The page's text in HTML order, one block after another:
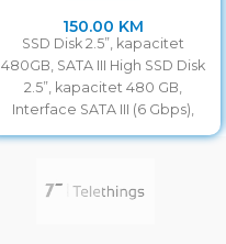
150.00 KM
SSD Disk 2.5”, kapacitet
480GB, SATA III High SSD Disk
2.5”, kapacitet 480 GB,
Interface SATA III (6 Gbps),
High-Speed